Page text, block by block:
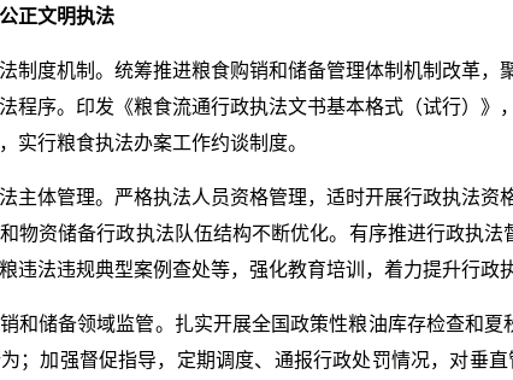
正文明执法
法制度机制。统筹推进粮食购销和储备管理体制机制改革
程序。印发《粮食流通行政执法文书基本格式（试行）
实行粮食执法办案工作约谈制度。
法主体管理。严格执法人员资格管理，适时开展行政执法
物资储备行政执法队伍结构不断优化。有序推进行政执
违法违规典型案例查处等，强化教育培训，着力提升行政
销和储备领域监管。扎实开展全国政策性粮油库存检查和
；加强督促指导，定期调度、通报行政处罚情况，对垂